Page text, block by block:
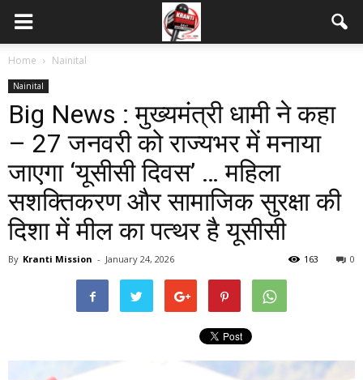
Home Nainital
Nainital
Big News : मुख्यमंत्री धामी ने कहा
– 27 जनवरी को राज्यभर में मनाया
जाएगा ‘यूसीसी दिवस’ … महिला
सशक्तिकरण और सामाजिक सुरक्षा की
दिशा में मील का पत्थर है यूसीसी
By Kranti Mission - January 24, 2026 0
163